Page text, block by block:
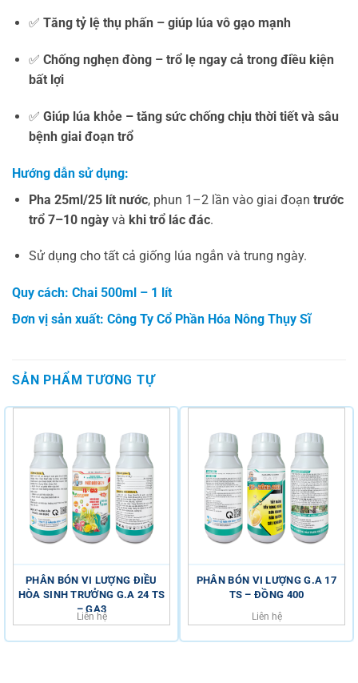
✅ Tăng tỷ lệ thụ phấn – giúp lúa vô gạo mạnh
✅ Chống nghẹn đòng – trổ lẹ ngay cả trong điều kiện
bất lợi
✅ Giúp lúa khỏe – tăng sức chống chịu thời tiết và sâu
bệnh giai đoạn trổ
Hướng dẫn sử dụng:
Pha 25ml/25 lít nước, phun 1–2 lần vào giai đoạn trước
trổ 7–10 ngàyvà khi trổ lác đác.
Sử dụng cho tất cả giống lúa ngắn và trung ngày.
Quy cách: Chai 500ml – 1 lít
Đơn vị sản xuất: Công Ty Cổ Phần Hóa Nông Thụy Sĩ
SẢN PHẨM TƯƠNG TỰ
PHÂN BÓN VI LƯỢNG ĐIỀU
HÒA SINH TRƯỞNG G.A 24 TS
– GA3
Liên hệ
PHÂN BÓN VI LƯỢNG G.A 17
TS – ĐỒNG 400
Liên hệ